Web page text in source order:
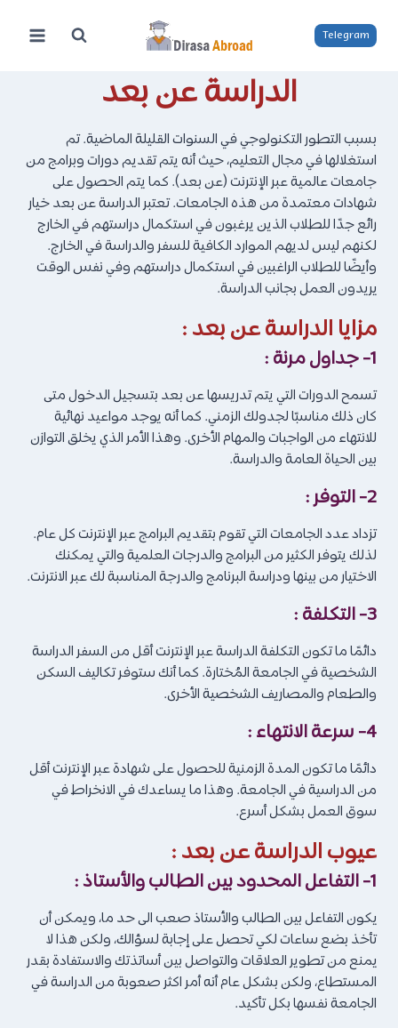
المحتوى
Telegram
الدراسة عن بعد
بسبب التطور التكنولوجي في السنوات القليلة الماضية. تم
استغلالها في مجال التعليم، حيث أنه يتم تقديم دورات وبرامج من
جامعات عالمية عبر الإنترنت (عن بعد). كما يتم الحصول على
شهادات معتمدة من هذه الجامعات. تعتبر الدراسة عن بعد خيار
رائع جدًا للطلاب الذين يرغبون في استكمال دراستهم في الخارج
لكنهم ليس لديهم الموارد الكافية للسفر والدراسة في الخارج.
وأيضًا للطلاب الراغبين في استكمال دراستهم وفي نفس الوقت
يريدون العمل بجانب الدراسة.
مزايا الدراسة عن بعد :
1- جداول مرنة :
تسمح الدورات التي يتم تدريسها عن بعد بتسجيل الدخول متى
كان ذلك مناسبًا لجدولك الزمني. كما أنه يوجد مواعيد نهائية
للانتهاء من الواجبات والمهام الأخرى. وهذا الأمر الذي يخلق التوازن
بين الحياة العامة والدراسة.
2- التوفر :
تزداد عدد الجامعات التي تقوم بتقديم البرامج عبر الإنترنت كل عام.
لذلك يتوفر الكثير من البرامج والدرجات العلمية والتي يمكنك
الاختيار من بينها ودراسة البرنامج والدرجة المناسبة لك عبر الانترنت.
3- التكلفة :
دائمًا ما تكون التكلفة الدراسة عبر الإنترنت أقل من السفر الدراسة
الشخصية في الجامعة المُختارة. كما أنك ستوفر تكاليف السكن
والطعام والمصاريف الشخصية الأخرى.
4- سرعة الانتهاء :
دائمًا ما تكون المدة الزمنية للحصول على شهادة عبر الإنترنت أقل
من الدراسية في الجامعة. وهذا ما يساعدك في الانخراط في
سوق العمل بشكل أسرع.
عيوب الدراسة عن بعد :
1- التفاعل المحدود بين الطالب والأستاذ :
يكون التفاعل بين الطالب والأستاذ صعب الى حد ما، ويمكن أن
تأخذ بضع ساعات لكي تحصل على إجابة لسؤالك، ولكن هذا لا
يمنع من تطوير العلاقات والتواصل بين أساتذتك والاستفادة بقدر
المستطاع، ولكن بشكل عام أنه أمر اكثر صعوبة من الدراسة في
الجامعة نفسها بكل تأكيد.